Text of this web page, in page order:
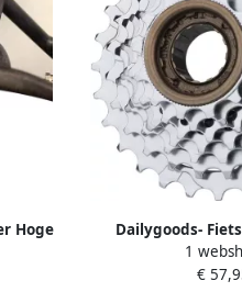
Hoge
Dailygoods-
Versnellingen
MTB Racefiets
1
€